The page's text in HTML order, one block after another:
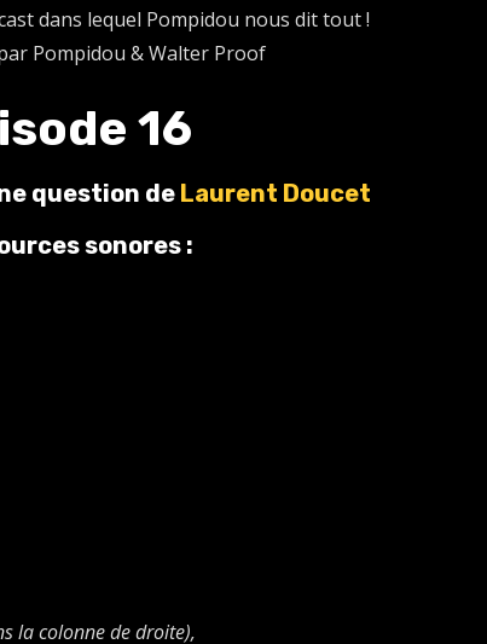
dans lequel Pompidou nous dit tout !
Pompidou & Walter Proof
16
question de Laurent Doucet
sonores :
la colonne de droite),